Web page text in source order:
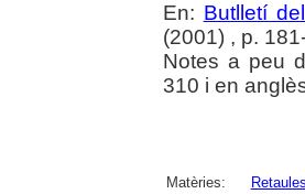
En: Butlletí
(2001) , p.
Notes a peu
310 i en
Matèries: Retaules